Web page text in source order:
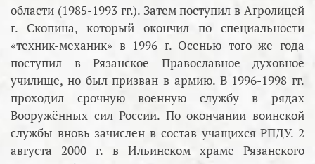
области (1985-1993 гг.). Затем поступил в Агролицей
г. Скопина, который окончил по специальности
«техник-механик» в 1996 г. Осенью того же года
поступил в Рязанское Православное духовное
училище, но был призван в армию. В 1996-1998 гг.
проходил срочную военную службу в рядах
Вооружённых сил России. По окончании воинской
службы вновь зачислен в состав учащихся РПДУ. 2
августа 2000 г. в Ильинском храме Рязанского